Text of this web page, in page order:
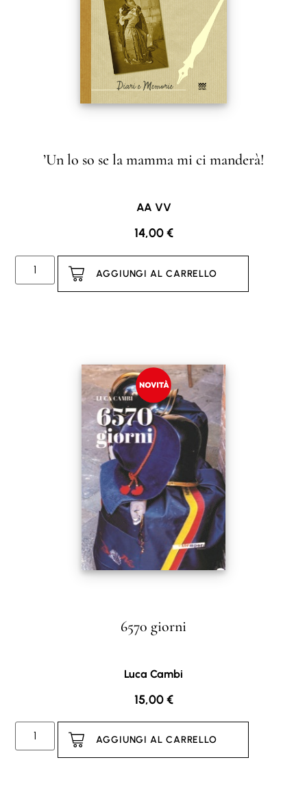
’Un lo so se la mamma mi ci manderà!
AA VV
14,00€
AGGIUNGI AL CARRELLO
6570 giorni
Luca Cambi
15,00€
AGGIUNGI AL CARRELLO